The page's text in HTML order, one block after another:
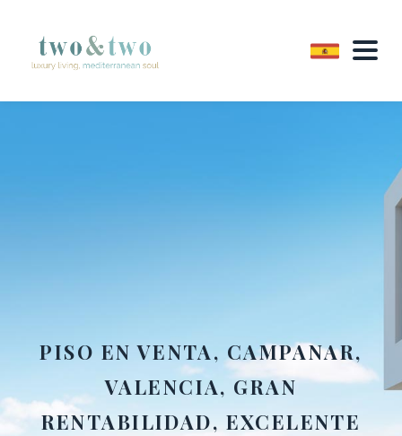
PISO EN VENTA, CAMPANAR,
VALENCIA, GRAN
RENTABILIDAD, EXCELENTE